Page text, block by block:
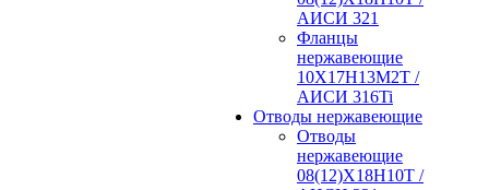
АИСИ 321
Фланцы
нержавеющие
10Х17Н13М2Т /
АИСИ 316Ti
Отводы нержавеющие
Отводы
нержавеющие
08(12)Х18Н10Т /